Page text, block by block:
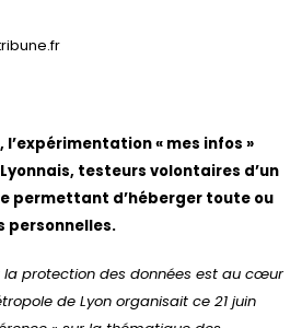
l’expérimentation « mes infos »
testeurs volontaires d’un
permettant d’héberger toute ou
personnelles.
protection des données est au cœur
de Lyon organisait ce 21 juin